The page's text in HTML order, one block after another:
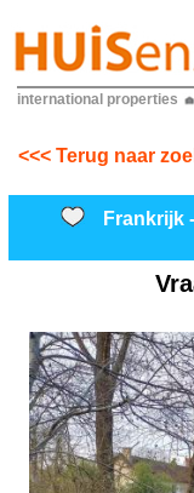
international properties
<<< Terug naar
Frankrijk